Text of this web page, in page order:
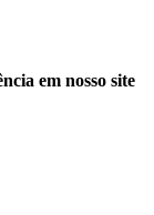
em nosso site